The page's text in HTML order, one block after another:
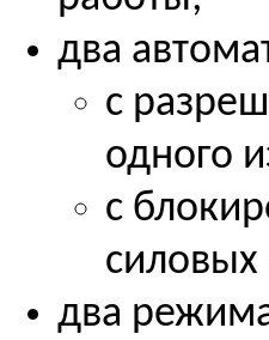
два
c
одного
с
силовых
два